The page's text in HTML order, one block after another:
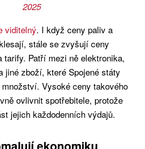
2025
viditelný. I když ceny paliv a
stále se zvyšují ceny
Patří mezi ně elektronika,
jiné zboží, které Spojené státy
Vysoké ceny takového
ovlivnit spotřebitele, protože
jejich každodenních výdajů.